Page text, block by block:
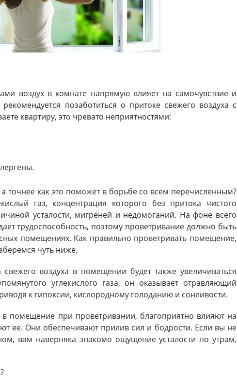
воздух в комнате напрямую влияет на самочувствие и
позаботиться о притоке свежего воздуха с
квартиру, это чревато неприятностями:
точнее как это поможет в борьбе со всем перечисленным?
газ, концентрация которого без притока чистого
усталости, мигреней и недомоганий. На фоне всего
трудоспособность, поэтому проветривание должно быть
помещениях. Как правильно проветривать помещение,
чуть ниже.
воздуха в помещении будет также увеличиваться
углекислого газа, он оказывает отравляющий
к гипоксии, кислородному голоданию и сонливости.
помещение при проветривании, благоприятно влияют на
ее. Они обеспечивают прилив сил и бодрости. Если вы не
вам наверняка знакомо ощущение усталости по утрам,